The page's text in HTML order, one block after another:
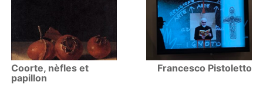
Coorte, nèfles et
papillon
Francesco Pistoletto